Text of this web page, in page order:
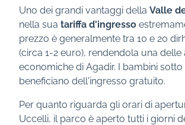
Uno dei grandi vantaggi della Valle
nella sua tariffa d'ingresso
prezzo è generalmente tra 10 e 20
(circa 1-2 euro), rendendola una delle
economiche di Agadir. I bambini sotto
beneficiano dell'ingresso gratuito.
Per quanto riguarda gli orari di
Uccelli, il parco è aperto tutti i giorni